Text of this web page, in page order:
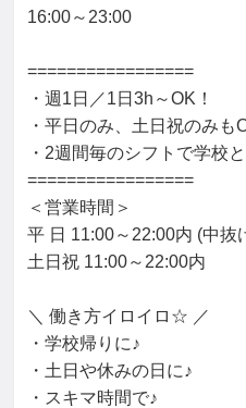
16:00～23:00
=================
・週1日／1日3h～OK！
・平日のみ、土日祝のみも
・2週間毎のシフトで学校
=================
＜営業時間＞
平 日 11:00～22:00内 (中抜
土日祝 11:00～22:00内
＼ 働き方イロイロ☆ ／
・学校帰りに♪
・土日や休みの日に♪
・スキマ時間で♪